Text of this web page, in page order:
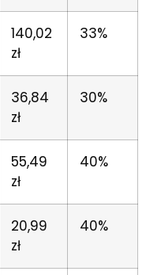
140,02
zł
33%
36,84
zł
30%
55,49
zł
40%
20,99
zł
40%